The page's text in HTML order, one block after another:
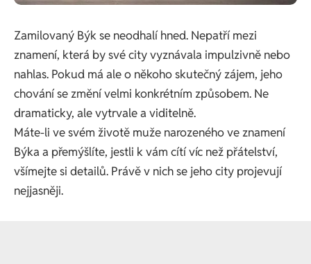
Zamilovaný Býk se neodhalí hned. Nepatří mezi
znamení, která by své city vyznávala impulzivně nebo
nahlas. Pokud má ale o někoho skutečný zájem, jeho
chování se změní velmi konkrétním způsobem. Ne
dramaticky, ale vytrvale a viditelně.
Máte-li ve svém životě muže narozeného ve znamení
Býka a přemýšlíte, jestli k vám cítí víc než přátelství,
všímejte si detailů. Právě v nich se jeho city projevují
nejjasněji.